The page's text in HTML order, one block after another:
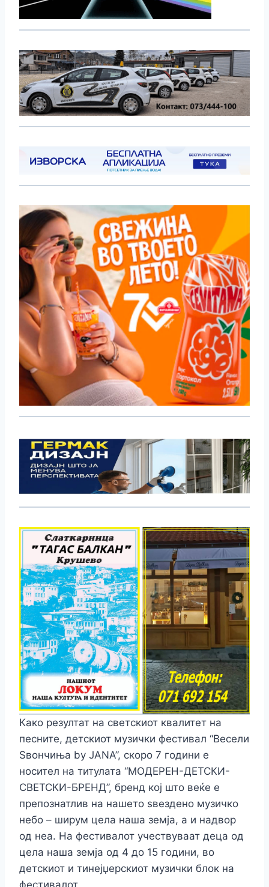
Како резултат на светскиот квалитет на
песните, детскиот музички фестивал “Весели
Ѕвончиња by ЈАNA”, скоро 7 години е
носител на титулата “МОДЕРЕН-ДЕТСКИ-
СВЕТСКИ-БРЕНД”, бренд кој што веќе е
препознатлив на нашето ѕвездено музичко
небо – ширум цела наша земја, а и надвор
од неа. На фестивалот учествуваат деца од
цела наша земја од 4 до 15 години, во
детскиот и тинејџерскиот музички блок на